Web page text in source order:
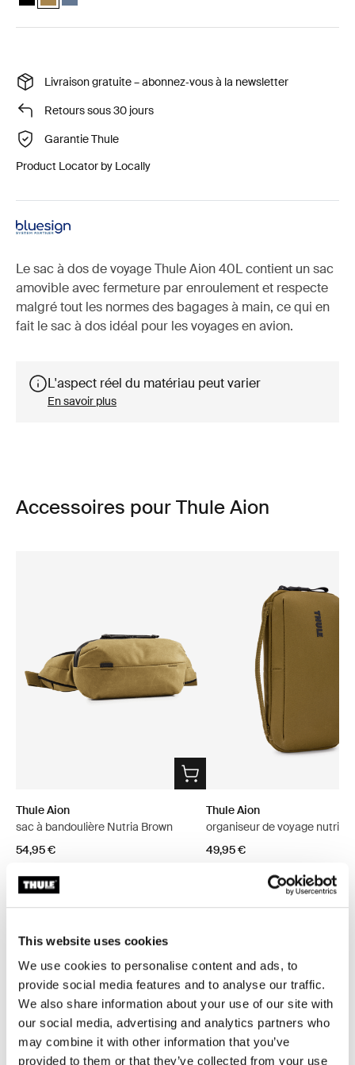
This website uses cookies
We use cookies to personalise content and ads, to
provide social media features and to analyse our traffic.
We also share information about your use of our site with
our social media, advertising and analytics partners who
may combine it with other information that you’ve
provided to them or that they’ve collected from your use
Livraison gratuite – abonnez‑vous à la newsletter
Retours sous 30 jours
Garantie Thule
Product Locator by Locally
Le sac à dos de voyage Thule Aion 40L contient un sac
amovible avec fermeture par enroulement et respecte
malgré tout les normes des bagages à main, ce qui en
fait le sac à dos idéal pour les voyages en avion.
L'aspect réel du matériau peut varier
En savoir plus
Accessoires pour Thule Aion
Thule Aion
sac à bandoulière Nutria Brown
54,95 €
Thule Aion
organiseur de voyage nutria
49,95 €
Toggle overview
Description du produit
Toggle features
Toutes les caractéristiques
Toggle techspec
Caractéristiques techniques